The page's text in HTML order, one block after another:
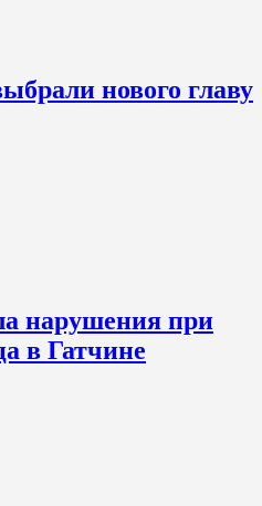
нового главу
нарушения при
в Гатчине